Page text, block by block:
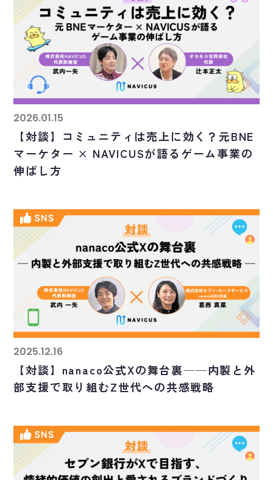
2026.01.15
【対談】コミュニティは売上に効く？元BNE
マーケター × NAVICUSが語るゲーム事業の
伸ばし方
2025.12.16
【対談】nanaco公式Xの舞台裏──内製と外
部支援で取り組むZ世代への共感戦略